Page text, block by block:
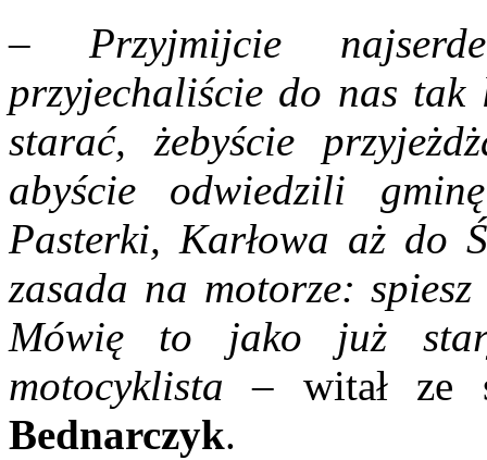
– Przyjmijcie
przyjechaliście do nas
starać, żebyście
abyście odwiedzili
Pasterki, Karłowa aż do
zasada na motorze:
Mówię to jako już
motocyklista – witał ze
Bednarczyk.